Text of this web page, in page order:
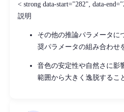
< strong data-start="282", data-
説明
その他の推論パラメータに
奨パラメータの組み合わせ
音色の安定性や自然さに影
範囲から大きく逸脱するこ